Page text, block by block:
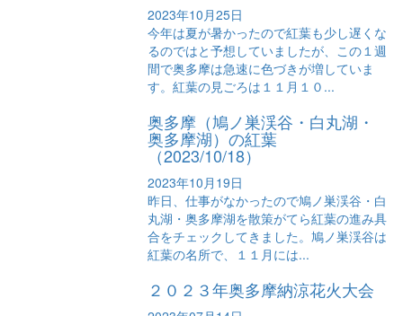
2023年10月25日
今年は夏が暑かったので紅葉も少し遅くな
るのではと予想していましたが、この１週
間で奥多摩は急速に色づきが増していま
す。紅葉の見ごろは１１月１０...
奥多摩（鳩ノ巣渓谷・白丸湖・
奥多摩湖）の紅葉
（2023/10/18）
2023年10月19日
昨日、仕事がなかったので鳩ノ巣渓谷・白
丸湖・奥多摩湖を散策がてら紅葉の進み具
合をチェックしてきました。鳩ノ巣渓谷は
紅葉の名所で、１１月には...
２０２３年奥多摩納涼花火大会